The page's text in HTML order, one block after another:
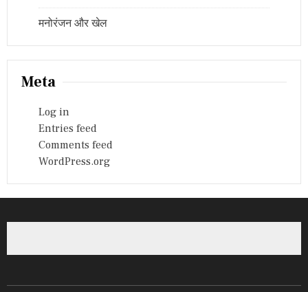
मनोरंजन और खेल
Meta
Log in
Entries feed
Comments feed
WordPress.org